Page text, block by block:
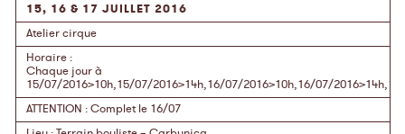
15, 16 & 17 JUILLET 2016
Atelier cirque
Horaire:
Chaque jour à
15/07/2016>10h,15/07/2016>14h,16/07/2016>10h,16/07/
ATTENTION :Complet le 16/07